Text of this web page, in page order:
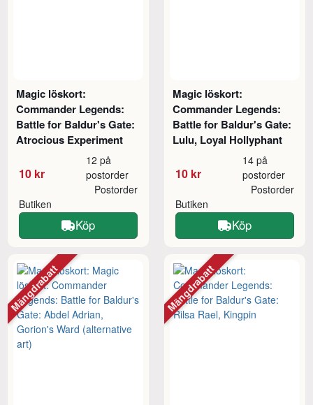
Magic löskort:
Commander Legends:
Battle for Baldur's Gate:
Atrocious Experiment
10 kr
12 på
postorder
Butiken
Postorder
Köp
Magic löskort:
Commander Legends:
Battle for Baldur's Gate:
Lulu, Loyal Hollyphant
10 kr
14 på
postorder
Butiken
Postorder
Köp
Mängdrabatt Mängdrabatt